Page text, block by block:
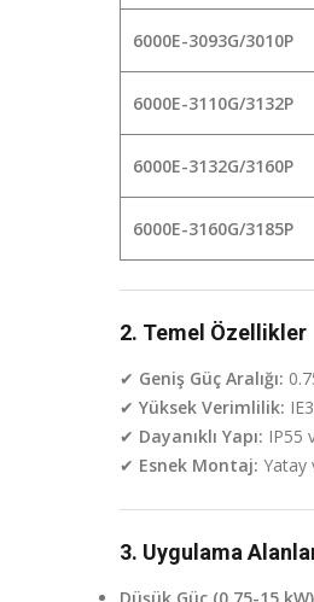
6000E-3093G/3010P
6000E-3110G/3132P
6000E-3132G/3160P
6000E-3160G/3185P
2. Temel Özellikler
✔ Geniş Güç Aralığı:
✔ Yüksek Verimlilik:
✔ Dayanıklı Yapı: IP55
✔ Esnek Montaj: Yatay
3. Uygulama